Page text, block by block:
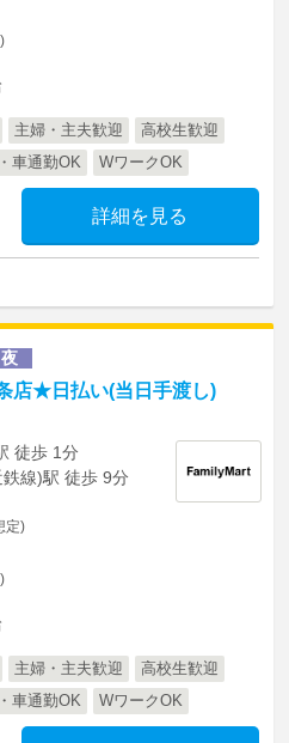
主婦・主夫歓迎
高校生歓迎
車通勤OK WワークOK
詳細を見る
夜
店★日払い(当日手渡し)
徒歩 1分
線)駅 徒歩 9分
定)
主婦・主夫歓迎
高校生歓迎
車通勤OK WワークOK